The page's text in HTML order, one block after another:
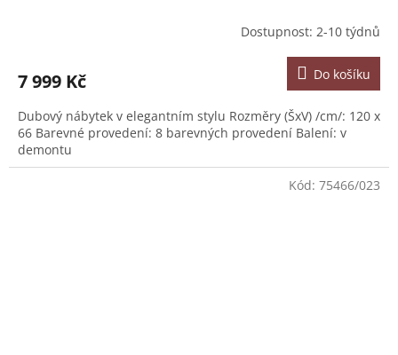
Dostupnost: 2-10 týdnů
7 999 Kč Do košíku
Dubový nábytek v elegantním stylu Rozměry (ŠxV) /cm/: 120 x
66 Barevné provedení: 8 barevných provedení Balení: v
demontu
Kód: 75466/023